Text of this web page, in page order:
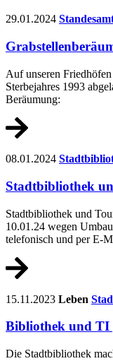
29.01.2024
Auf unseren
Sterbejahres 1993
Beräumung:
08.01.2024
Stadtbibliothek
Stadtbibliothek und
10.01.24 wegen
telefonisch und per E-
15.11.2023 Leben
Bibliothek und TI
Die Stadtbibliothek